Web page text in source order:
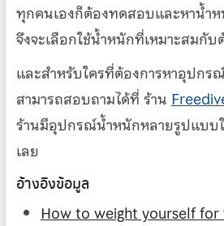
ทุกคนเองก็ต้องทดสอบและหาน้ำ
จึงจะเลือกใช้น้ำหนักที่เหมาะสมกับ
และสำหรับใครที่ต้องการหาอุปกร
สามารถสอบถามได้ที่ ร้าน
ร้านมีอุปกรณ์น้ำหนักหลายรูปแบบ
เลย
อ้างอิงข้อมูล
How to weight yourself for